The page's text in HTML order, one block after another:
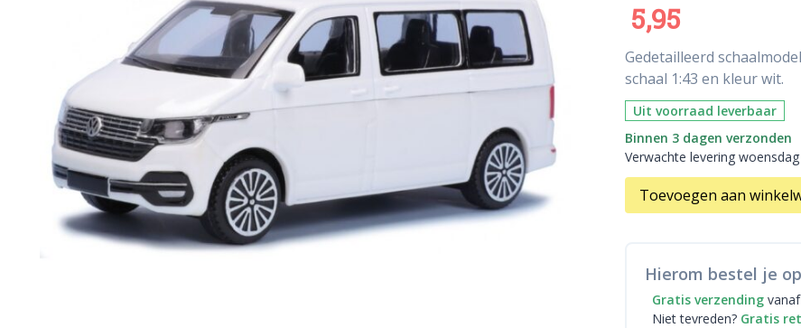
5,95
Gedetailleerd
schaal 1:43 en kleur wit.
Uit voorraad leverbaar
Binnen 3 dagen verzonden
Verwachte levering
Toevoegen aan
Hierom bestel je
Gratis verzending
Niet tevreden? Gratis